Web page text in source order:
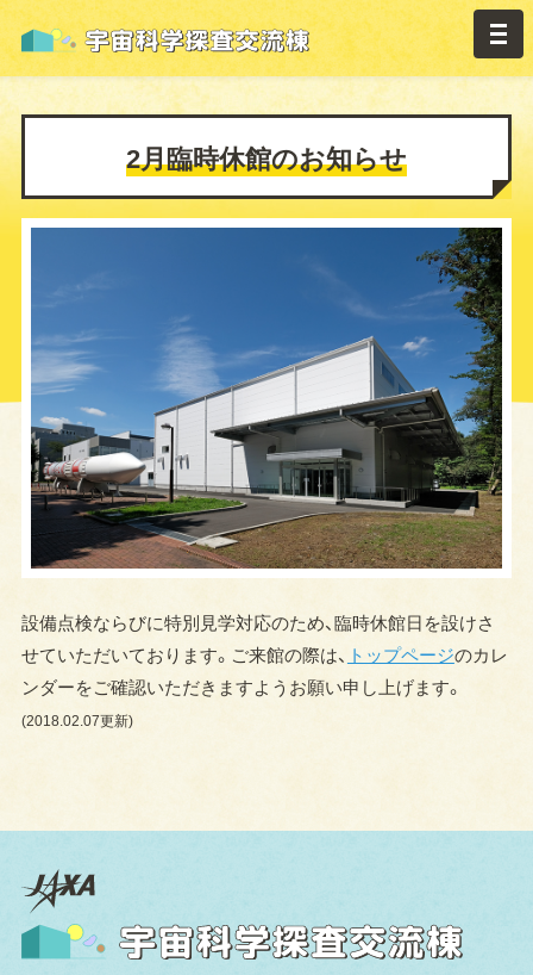
2月臨時休館のお知らせ
設備点検ならびに特別見学対応のため、臨時休館日を設けさ
せていただいております。ご来館の際は、 トップページのカレ
ンダーをご確認いただきますようお願い申し上げます。
(2018.02.07更新)